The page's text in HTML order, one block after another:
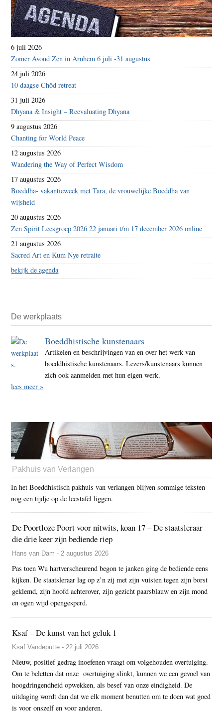
6 juli 2026
Zomer Avond Zen in Arnhem 6 juli -31 augustus
24 juli 2026
10 daagse Chöd retreat
31 juli 2026
Dhyana & Insight – Reevaluating Dhyana
9 augustus 2026
Chanting for World Peace
12 augustus 2026
Wandering the Way of Perfect Wisdom
17 augustus 2026
Boeddha- vakantieweek met Tara, de vrouwelijke Boeddha van
wijsheid
20 augustus 2026
Zen Spirit Leesgroep 2026 22 januari t/m 17 december 2026 online
21 augustus 2026
Sacred Art en Kum Nye retraite
bekijk de agenda
De werkplaats
Boeddhistische kunstenaars
Artikelen en beschrijvingen van en over het werk van
boeddhistische kunstenaars. Lezers/kunstenaars kunnen
zich ook aanmelden met hun eigen werk.
lees meer »
Pakhuis van Verlangen
In het Boeddhistisch pakhuis van verlangen blijven sommige teksten
nog een tijdje op de leestafel liggen.
De Poortloze Poort voor nitwits, koan 17 – De staatsleraar
die drie keer zijn bediende riep
Hans van Dam - 2 augustus 2026
Pas toen Wu hartverscheurend begon te janken ging de bediende eens
kijken. De staatsleraar lag op z’n zij met zijn vuisten tegen zijn borst
geklemd, zijn hoofd achterover, zijn gezicht paarsblauw en zijn mond
en ogen wijd opengesperd.
Ksaf – De kunst van het geluk 1
Ksaf Vandeputte - 22 juli 2026
Nieuw, positief gedrag inoefenen vraagt om volgehouden overtuiging.
Om te beletten dat onze overtuiging slinkt, kunnen we een gevoel van
hoogdringendheid opwekken, als besef van onze eindigheid. De
uitdaging wordt dan dat we elk moment benutten om te doen wat goed
is voor onszelf en voor anderen.